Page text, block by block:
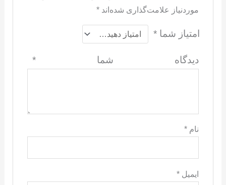
موردنیاز علامت‌گذاری شده‌اند*
امتیاز شما*
دیدگاه شما*
نام*
ایمیل*